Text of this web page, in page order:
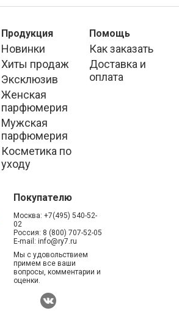
Продукция
Новинки
Хиты продаж
Эксклюзив
Женская
парфюмерия
Мужская
парфюмерия
Косметика по
уходу
Помощь
Как заказать
Доставка и
оплата
Покупателю
Москва: +7(495) 540-52-
02
Россия: 8 (800) 707-52-05
E-mail: info@ry7.ru
Мы с удовольствием
примем все ваши
вопросы, комментарии и
оценки.